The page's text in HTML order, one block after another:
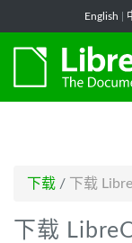
English
下载 / 下载
下载